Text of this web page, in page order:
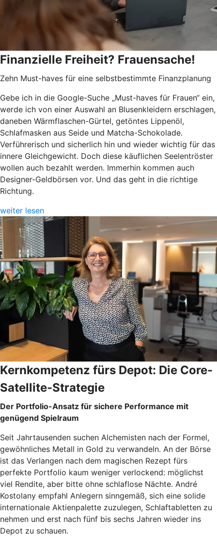
Finanzielle Freiheit? Frauensache!
Zehn Must-haves für eine selbstbestimmte Finanzplanung
Gebe ich in die Google-Suche „Must-haves für Frauen“ ein,
werde ich von einer Auswahl an Blusenkleidern erschlagen,
daneben Wärmflaschen-Gürtel, getöntes Lippenöl,
Schlafmasken aus Seide und Matcha-Schokolade.
Verführerisch und sicherlich hin und wieder wichtig für das
innere Gleichgewicht. Doch diese käuflichen Seelentröster
wollen auch bezahlt werden. Immerhin kommen auch
Designer-Geldbörsen vor. Und das geht in die richtige
Richtung.
weiter lesen
Kernkompetenz fürs Depot: Die Core-
Satellite-Strategie
Der Portfolio-Ansatz für sichere Performance mit
genügend Spielraum
Seit Jahrtausenden suchen Alchemisten nach der Formel,
gewöhnliches Metall in Gold zu verwandeln. An der Börse
ist das Verlangen nach dem magischen Rezept fürs
perfekte Portfolio kaum weniger verlockend: möglichst
viel Rendite, aber bitte ohne schlaflose Nächte. André
Kostolany empfahl Anlegern sinngemäß, sich eine solide
internationale Aktienpalette zuzulegen, Schlaftabletten zu
nehmen und erst nach fünf bis sechs Jahren wieder ins
Depot zu schauen.